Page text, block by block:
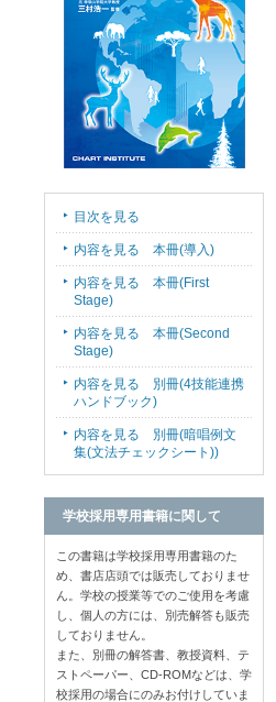
目次を見る
内容を見る 本冊(導入)
内容を見る 本冊(First
Stage)
内容を見る 本冊(Second
Stage)
内容を見る 別冊(4技能連携
ハンドブック)
内容を見る 別冊(暗唱例文
集(文法チェックシート))
学校採用専用書籍に関して
この書籍は学校採用専用書籍のた
め、書店店頭では販売しておりませ
ん。学校の授業等でのご使用を考慮
し、個人の方には、別売解答も販売
しておりません。
また、別冊の解答書、教授資料、テ
ストペーパー、CD-ROMなどは、学
校採用の場合にのみお付けしていま